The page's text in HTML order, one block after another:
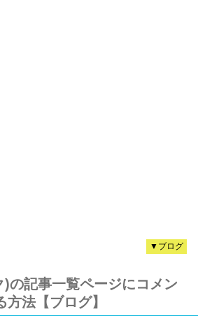
▼ブログ
の記事一覧ページにコメン
方法【ブログ】